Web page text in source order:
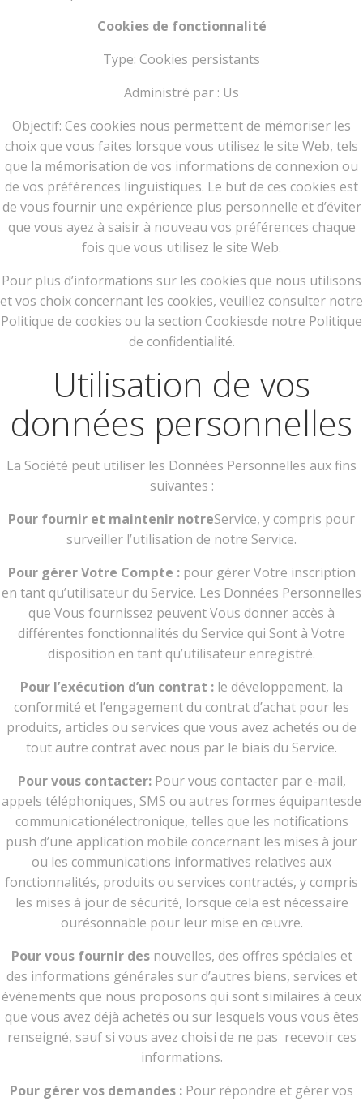
Cookies de fonctionnalité
Type: Cookies persistants
Administré par : Us
Objectif: Ces cookies nous permettent de mémoriser les
choix que vous faites lorsque vous utilisez le site Web, tels
que la mémorisation de vos informations de connexion ou
de vos préférences linguistiques. Le but de ces cookies est
de vous fournir une expérience plus personnelle et d’éviter
que vous ayez à saisir à nouveau vos préférences chaque
fois que vous utilisez le site Web.
Pour plus d’informations sur les cookies que nous utilisons
et vos choix concernant les cookies, veuillez consulter notre
Politique de cookies ou la section Cookiesde notre Politique
de confidentialité.
Utilisation de vos
données personnelles
La Société peut utiliser les Données Personnelles aux fins
suivantes :
Pour fournir et maintenir notreService, y compris pour
surveiller l’utilisation de notre Service.
Pour gérer Votre Compte :pour gérer Votre inscription
en tant qu’utilisateur du Service. Les Données Personnelles
que Vous fournissez peuvent Vous donner accès à
différentes fonctionnalités du Service qui Sont à Votre
disposition en tant qu’utilisateur enregistré.
Pour l’exécution d’un contrat : le développement, la
conformité et l’engagement du contrat d’achat pour les
produits, articles ou services que vous avez achetés ou de
tout autre contrat avec nous par le biais du Service.
Pour vous contacter:Pour vous contacter par e-mail,
appels téléphoniques, SMS ou autres formes équipantesde
communicationélectronique, telles que les notifications
push d’une application mobile concernant les mises à jour
ou les communications informatives relatives aux
fonctionnalités, produits ou services contractés, y compris
les mises à jour de sécurité, lorsque cela est nécessaire
ourésonnable pour leur mise en œuvre.
Pour vous fournir desnouvelles, des offres spéciales et
des informations générales sur d’autres biens, services et
événements que nous proposons qui sont similaires à ceux
que vous avez déjà achetés ou sur lesquels vous vous êtes
renseigné, sauf si vous avez choisi de ne pas recevoir ces
informations.
Pour gérer vos demandes : Pour répondre et gérer vos